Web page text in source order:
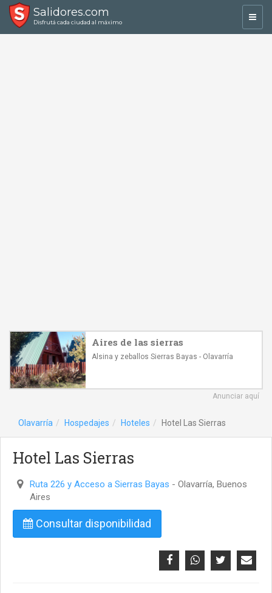
Salidores.com
Disfrutá cada ciudad al máximo
Aires de las sierras
Alsina y zeballos Sierras Bayas - Olavarría
Anunciar aquí
Olavarría Hospedajes Hoteles Hotel Las Sierras
Hotel Las Sierras
Ruta 226 y Acceso a Sierras Bayas - Olavarría, Buenos
Aires
Consultar disponibilidad